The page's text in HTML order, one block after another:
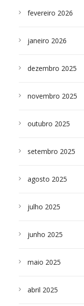
fevereiro 2026
janeiro 2026
dezembro 2025
novembro 2025
outubro 2025
setembro 2025
agosto 2025
julho 2025
junho 2025
maio 2025
abril 2025